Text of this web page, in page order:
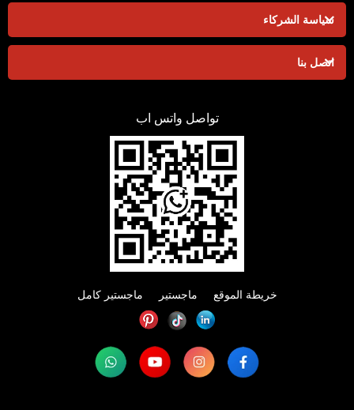
سياسة الشركاء
اتصل بنا
تواصل واتس اب
خريطة الموقع ماجستير ماجستير كامل